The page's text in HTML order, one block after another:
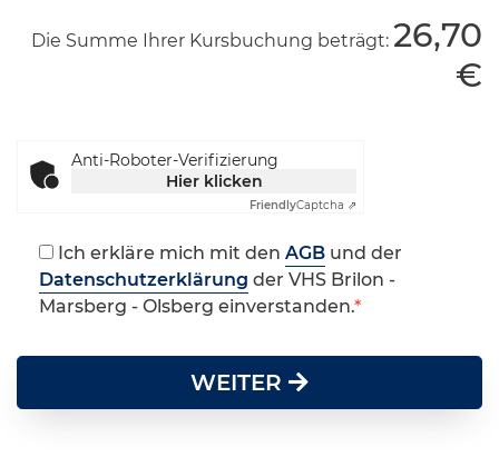
Die Summe Ihrer Kursbuchung beträgt: 26,70
€
Anti-Roboter-Verifizierung
Hier klicken
FriendlyCaptcha ⇗
Ich erkläre mich mit den AGB und der
Datenschutzerklärung der VHS Brilon -
Marsberg - Olsberg einverstanden.
WEITER